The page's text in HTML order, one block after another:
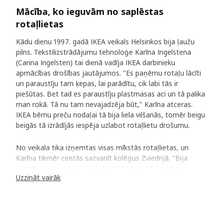
Mācība, ko ieguvām no saplēstas
rotaļlietas
Kādu dienu 1997. gadā IKEA veikals Helsinkos bija ļaužu
pilns. Tekstilizstrādājumu tehnoloģe Karīna Ingelstena
(Carina Ingelsten) tai dienā vadīja IKEA darbinieku
apmācības drošības jautājumos. "Es paņēmu rotaļu lācīti
un paraustīju tam ķepas, lai parādītu, cik labi tās ir
piešūtas. Bet tad es paraustīju plastmasas aci un tā palika
man rokā. Tā nu tam nevajadzēja būt," Karīna atceras.
IKEA bērnu preču nodaļai tā bija liela vilšanās, tomēr beigu
beigās tā izrādījās iespēja uzlabot rotaļlietu drošumu.
No veikala tika izņemtas visas mīkstās rotaļlietas, un
Karīna tikmēr centās sazvanīt kolēģus Zviedrijā. "Bija
beigās sazvanīju savu vadītāju Jurgenu Svensonu (Jörgen
Uzzināt vairāk